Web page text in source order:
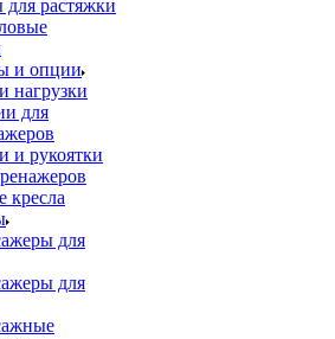
растяжки
и опции
нагрузки
для
и рукоятки
кресла
для
для